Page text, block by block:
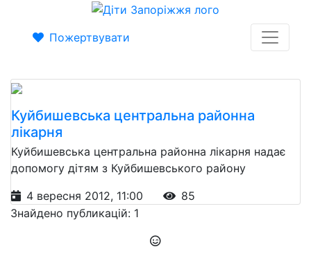
Пожертвувати
Куйбишевська центральна районна
лікарня
Куйбишевська центральна районна лікарня надає
допомогу дітям з Куйбишевського району
4 вересня 2012, 11:00
85
Знайдено публикацій: 1